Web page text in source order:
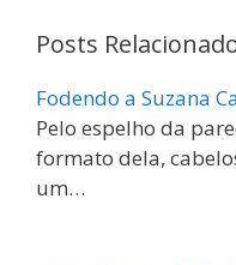
Posts
Fodendo a Suzana
Pelo espelho da
formato dela,
um…